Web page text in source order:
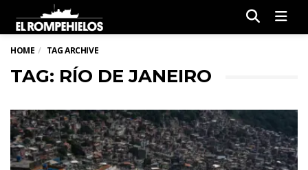
HOME TAG ARCHIVE
TAG: RÍO DE JANEIRO